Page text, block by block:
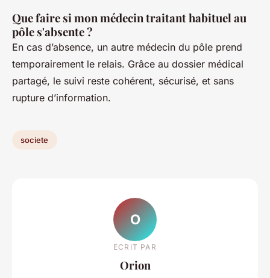
Que faire si mon médecin traitant habituel au
pôle s'absente ?
En cas d’absence, un autre médecin du pôle prend
temporairement le relais. Grâce au dossier médical
partagé, le suivi reste cohérent, sécurisé, et sans
rupture d’information.
societe
O
ECRIT PAR
Orion